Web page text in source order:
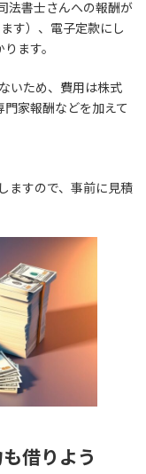
法書士さんへの報酬が
す）、電子定款にし
ます。
いため、費用は株式
門家報酬などを加えて
ますので、事前に見積
借りよう